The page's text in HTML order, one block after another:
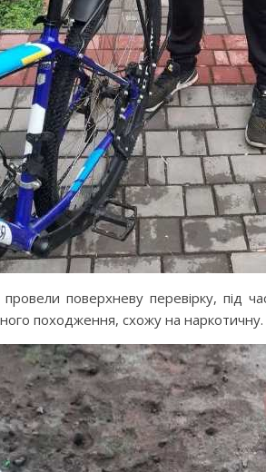
поверхневу перевірку, під
походження, схожу на наркотичну.